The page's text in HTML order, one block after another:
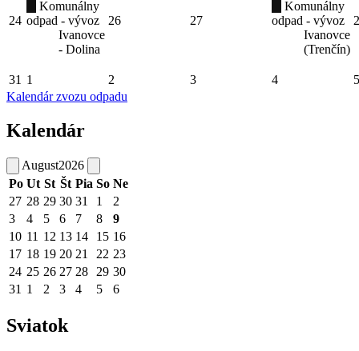
24
Komunálny
odpad - vývoz
Ivanovce
- Dolina
26 27
Komunálny
odpad - vývoz
Ivanovce
(Trenčín)
31 1 2 3 4
5
Kalendár zvozu odpadu
Kalendár
August2026
Po Ut St Št Pia So Ne
27 28 29 30 31 1
2
3
4 5 6 7 8
9
10 11 12 13 14 15 16
17 18 19 20 21 22 23
24 25 26 27 28 29 30
31 1 2 3 4 5 6
Sviatok